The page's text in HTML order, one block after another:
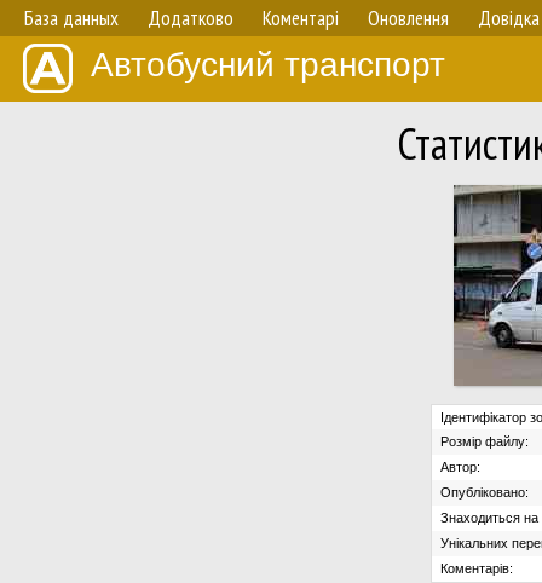
База данных Додатково Коментарі Оновлення Довідка
Автобусний транспорт
Ідентифікатор
Розмір файлу:
Автор:
Опубліковано:
Знаходиться на
Унікальних
Коментарів: